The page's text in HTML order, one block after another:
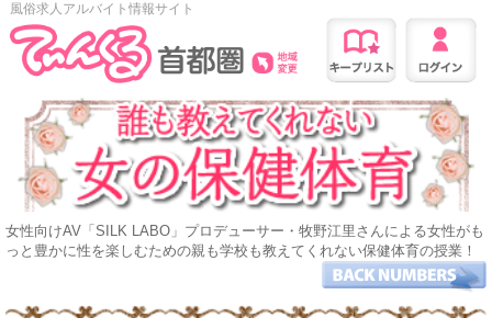
風俗求人アルバイト情報サイト
女性向けAV「SILK LABO」プロデューサー・牧野江里さんによる女性がも
っと豊かに性を楽しむための親も学校も教えてくれない保健体育の授業！